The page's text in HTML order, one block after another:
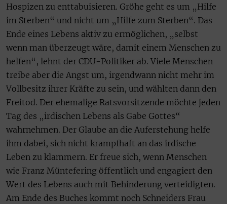
Hospizen zu enttabuisieren. Gröhe geht es um „Hilfe
im Sterben“ und nicht um „Hilfe zum Sterben“. Das
Ende eines Lebens aktiv zu ermöglichen, „selbst
wenn man überzeugt wäre, damit einem Menschen zu
helfen“, lehnt der CDU-Politiker ab. Viele Menschen
treibe aber die Angst um, irgendwann nicht mehr im
Vollbesitz ihrer Kräfte zu sein, und wählten dann den
Freitod. Der ehemalige Ratsvorsitzende möchte jeden
Tag des „irdischen Lebens als Gabe Gottes“
wahrnehmen. Der Glaube an die Auferstehung helfe
ihm dabei, sich nicht krampfhaft an das irdische
Leben zu klammern. Er freue sich, wenn Menschen
wie Franz Müntefering öffentlich und engagiert den
Wert des Lebens auch mit Behinderung verteidigten.
Am Ende des Buches kommt noch Schneiders Frau